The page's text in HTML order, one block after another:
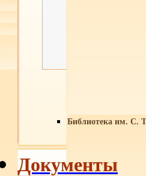
Библиотека им. С.
Документы